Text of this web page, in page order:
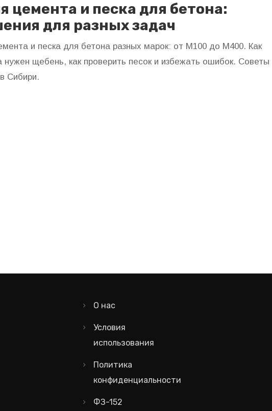
цемента и песка для бетона:
для разных задач
и песка для бетона разных марок: от М100 до М400. Как
нужен щебень, как проверить песок и избежать ошибок. Советы
Сибири.
О нас
Условия
использования
Политика
конфиденциальности
ФЗ-152